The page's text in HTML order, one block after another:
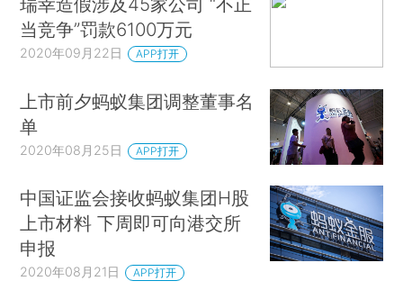
当竞争”罚款6100万元
2020年09月22日 APP打开
上市前夕蚂蚁集团调整董事名
单
2020年08月25日 APP打开
中国证监会接收蚂蚁集团H股
上市材料 下周即可向港交所
申报
2020年08月21日 APP打开